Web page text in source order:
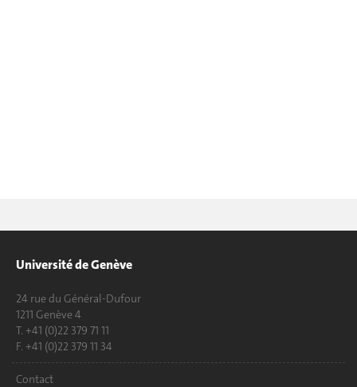
Université de Genève
24 rue du Général-Dufour
1211 Genève 4
T. +41 (0)22 379 71 11
F. +41 (0)22 379 11 34
Contact